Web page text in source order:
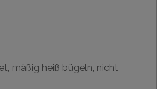
mäßig heiß bügeln, nicht